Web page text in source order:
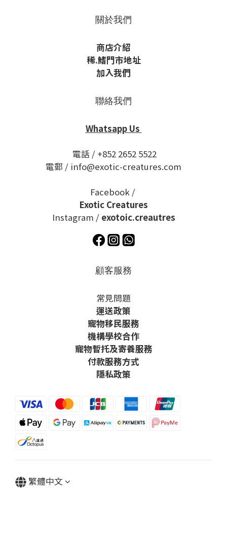
關於我們
商店介紹
稀.鰭門市地址
加入我們
聯絡我們
Whatsapp Us
電話 / +852 2652 5522
電郵 / info@exotic-creatures.com
Facebook /
Exotic Creatures
Instagram / exotoic.creautres
顧客服務
常見問題
運送政策
寵物移民服務
機構學校合作
寵物暫托及寄養服務
付款服務方式
隱私政策
繁體中文